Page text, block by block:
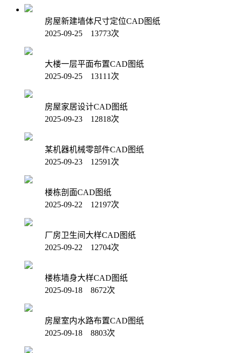
房屋新建墙体尺寸定位CAD图纸
2025-09-25 13773次
大楼一层平面布置CAD图纸
2025-09-25 13111次
房屋家居设计CAD图纸
2025-09-23 12818次
某机器机械零部件CAD图纸
2025-09-23 12591次
楼栋剖面CAD图纸
2025-09-22 12197次
厂房卫生间大样CAD图纸
2025-09-22 12704次
楼栋墙身大样CAD图纸
2025-09-18 8672次
房屋室内水路布置CAD图纸
2025-09-18 8803次